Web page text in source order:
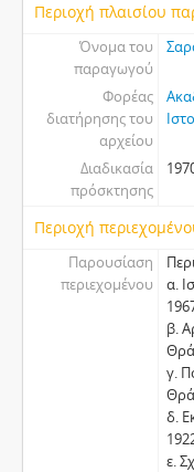
Περιοχή πλαισίου
Όνομα του
παραγωγού
Φορέας
διατήρησης του
αρχείου
Διαδικασία
πρόσκτησης
Περιοχή
Παρουσίαση
περιεχομένου
α.
β.
γ.
δ.
ε.